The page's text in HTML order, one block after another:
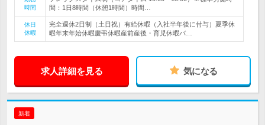
時間
間：1日8時間（休憩1時間）時間…
休日
休暇
完全週休2日制（土日祝）有給休暇（入社半年後に付与）夏季休
暇年末年始休暇慶弔休暇産前産後・育児休暇バ…
求人詳細を見る 気になる
新着